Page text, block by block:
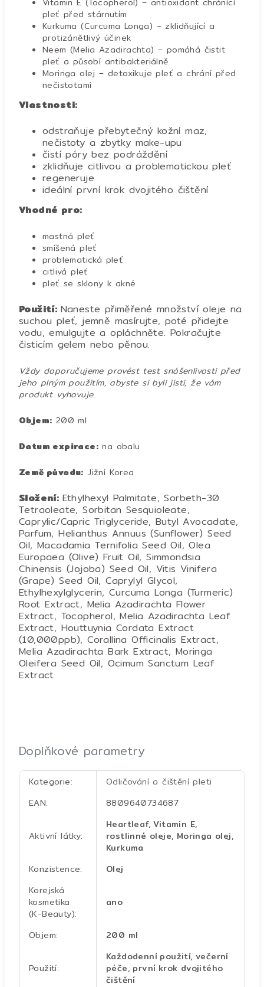
pleť před stárnutím
Kurkuma (Curcuma Longa) – zklidňující a
protizánětlivý účinek
Neem (Melia Azadirachta) – pomáhá čistit
pleť a působí antibakteriálně
Moringa olej – detoxikuje pleť a chrání před
nečistotami
Vlastnosti:
odstraňuje přebytečný kožní maz,
nečistoty a zbytky make-upu
čistí póry bez podráždění
zklidňuje citlivou a problematickou pleť
regeneruje
ideální první krok dvojitého čištění
Vhodné pro:
mastná pleť
smíšená pleť
problematická pleť
citlivá pleť
pleť se sklony k akné
Použití: Naneste přiměřené množství oleje na
suchou pleť, jemně masírujte, poté přidejte
vodu, emulgujte a opláchněte. Pokračujte
čisticím gelem nebo pěnou.
Vždy doporučujeme provést test snášenlivosti před
jeho plným použitím, abyste si byli jisti, že vám
produkt vyhovuje.
Objem: 200 ml
Datum expirace: na obalu
Země původu: Jižní Korea
Složení: Ethylhexyl Palmitate, Sorbeth-30
Tetraoleate, Sorbitan Sesquioleate,
Caprylic/Capric Triglyceride, Butyl Avocadate,
Parfum, Helianthus Annuus (Sunflower) Seed
Oil, Macadamia Ternifolia Seed Oil, Olea
Europaea (Olive) Fruit Oil, Simmondsia
Chinensis (Jojoba) Seed Oil, Vitis Vinifera
(Grape) Seed Oil, Caprylyl Glycol,
Ethylhexylglycerin, Curcuma Longa (Turmeric)
Root Extract, Melia Azadirachta Flower
Extract, Tocopherol, Melia Azadirachta Leaf
Extract, Houttuynia Cordata Extract
(10,000ppb), Corallina Officinalis Extract,
Melia Azadirachta Bark Extract, Moringa
Oleifera Seed Oil, Ocimum Sanctum Leaf
Extract
Doplňkové parametry
Kategorie:
Odličování a čištění pleti
EAN: 8809640734687
Aktivní látky:
Heartleaf, Vitamin E,
rostlinné oleje, Moringa olej,
Kurkuma
Konzistence:
Olej
Korejská
kosmetika
(K-Beauty):
ano
Objem: 200 ml
Použití:
Každodenní použití, večerní
péče, první krok dvojitého
čištění